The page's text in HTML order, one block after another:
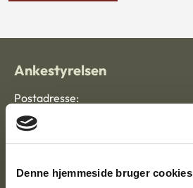
Denne hjemmeside bruger cookies
Ankestyrelsen
Postadresse:
Nytorv 7, 2. sal
9000 Aalborg